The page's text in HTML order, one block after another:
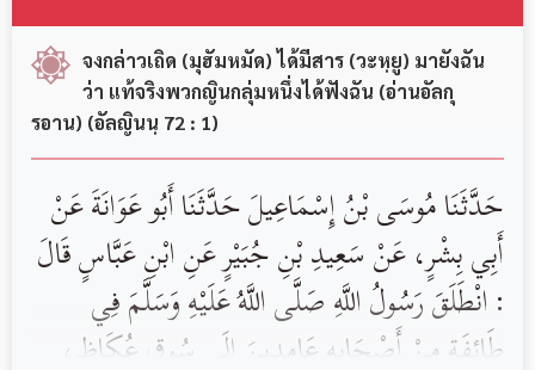
จงกล่าวเถิด (มุฮัมหมัด) ได้มีสาร (วะหฺยู) มายังฉัน
ว่า แท้จริงพวกญินกลุ่มหนึ่งได้ฟังฉัน (อ่านอัลกุ
รอาน) (อัลญินนฺ 72 : 1)
حَدَّثَنَا مُوسَى بْنُ إِسْمَاعِيلَ حَدَّثَنَا أَبُو عَوَانَةَ عَنْ
أَبِي بِشْرٍ، عَنْ سَعِيدِ بْنِ جُبَيْرٍ عَنِ ابْنِ عَبَّاسٍ قَالَ
: انْطَلَقَ رَسُولُ اللَّهِ صَلَّى اللَّهُ عَلَيْهِ وَسَلَّمَ فِي
طَائِفَةٍ مِنْ أَصْحَابِهِ عَامِدِينَ إِلَى سُوقِ عُكَاظٍ،